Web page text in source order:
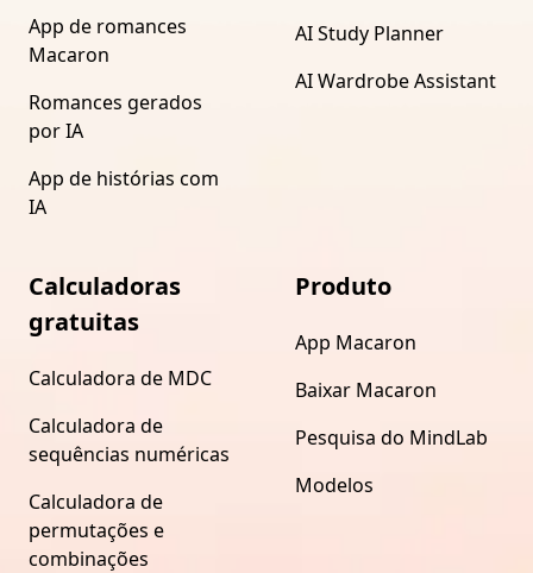
App de romances
Macaron
Romances gerados
por IA
App de histórias com
IA
AI Study Planner
AI Wardrobe Assistant
Calculadoras
gratuitas
Calculadora de MDC
Calculadora de
sequências numéricas
Calculadora de
permutações e
combinações
Produto
App Macaron
Baixar Macaron
Pesquisa do MindLab
Modelos